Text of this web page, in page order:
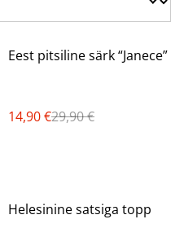
%
Eest pitsiline särk “Janece”
14,90 €29,90 €
%
Helesinine satsiga topp